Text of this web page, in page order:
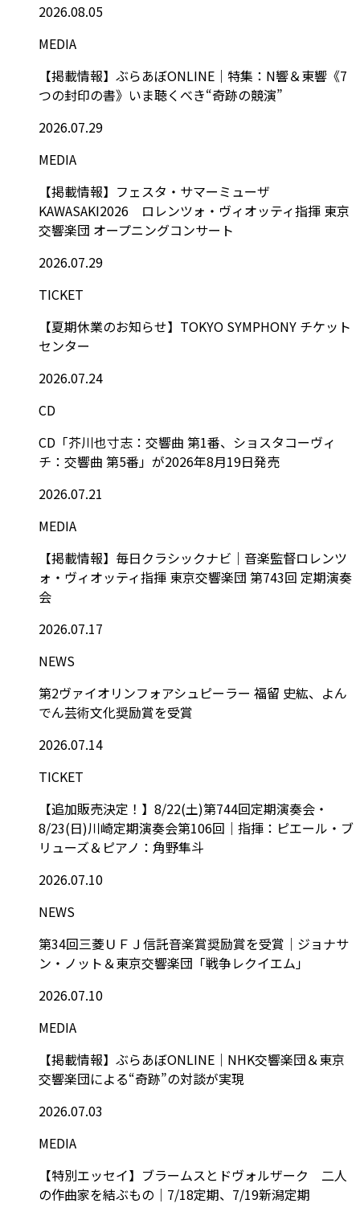
2026.08.05
MEDIA
【掲載情報】ぶらあぼONLINE｜特集：N響＆東響《7
つの封印の書》いま聴くべき“奇跡の競演”
2026.07.29
MEDIA
【掲載情報】フェスタ・サマーミューザ
KAWASAKI2026 ロレンツォ・ヴィオッティ指揮 東京
交響楽団 オープニングコンサート
2026.07.29
TICKET
【夏期休業のお知らせ】TOKYO SYMPHONY チケット
センター
2026.07.24
CD
CD「芥川也寸志：交響曲 第1番、ショスタコーヴィ
チ：交響曲 第5番」が2026年8月19日発売
2026.07.21
MEDIA
【掲載情報】毎日クラシックナビ｜音楽監督ロレンツ
ォ・ヴィオッティ指揮 東京交響楽団 第743回 定期演奏
会
2026.07.17
NEWS
第2ヴァイオリンフォアシュピーラー 福留 史紘、よん
でん芸術文化奨励賞を受賞
2026.07.14
TICKET
【追加販売決定！】8/22(土)第744回定期演奏会・
8/23(日)川崎定期演奏会第106回｜指揮：ピエール・ブ
リューズ＆ピアノ：角野隼斗
2026.07.10
NEWS
第34回三菱ＵＦＪ信託音楽賞奨励賞を受賞｜ジョナサ
ン・ノット＆東京交響楽団「戦争レクイエム」
2026.07.10
MEDIA
【掲載情報】ぶらあぼONLINE｜NHK交響楽団＆東京
交響楽団による“奇跡”の対談が実現
2026.07.03
MEDIA
【特別エッセイ】ブラームスとドヴォルザーク 二人
の作曲家を結ぶもの｜7/18定期、7/19新潟定期